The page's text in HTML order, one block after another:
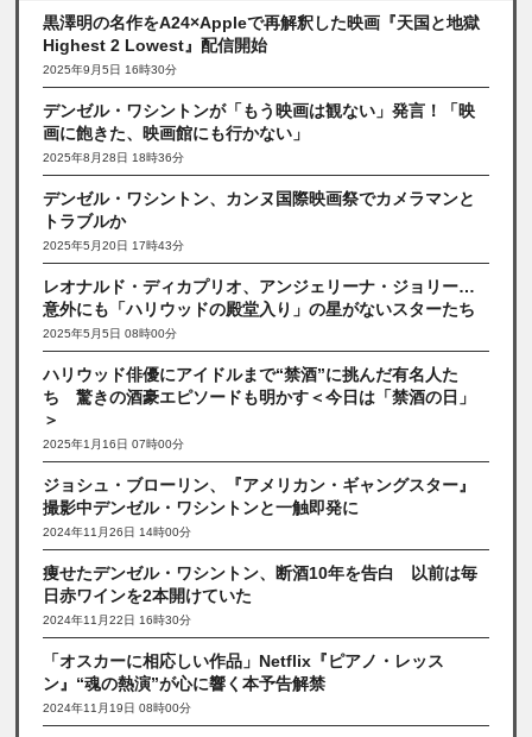
黒澤明の名作をA24×Appleで再解釈した映画『天国と地獄
Highest 2 Lowest』配信開始
2025年9月5日 16時30分
デンゼル・ワシントンが「もう映画は観ない」発言！「映
画に飽きた、映画館にも行かない」
2025年8月28日 18時36分
デンゼル・ワシントン、カンヌ国際映画祭でカメラマンと
トラブルか
2025年5月20日 17時43分
レオナルド・ディカプリオ、アンジェリーナ・ジョリー…
意外にも「ハリウッドの殿堂入り」の星がないスターたち
2025年5月5日 08時00分
ハリウッド俳優にアイドルまで“禁酒”に挑んだ有名人た
ち 驚きの酒豪エピソードも明かす＜今日は「禁酒の日」
＞
2025年1月16日 07時00分
ジョシュ・ブローリン、『アメリカン・ギャングスター』
撮影中デンゼル・ワシントンと一触即発に
2024年11月26日 14時00分
痩せたデンゼル・ワシントン、断酒10年を告白 以前は毎
日赤ワインを2本開けていた
2024年11月22日 16時30分
「オスカーに相応しい作品」Netflix『ピアノ・レッス
ン』“魂の熱演”が心に響く本予告解禁
2024年11月19日 08時00分